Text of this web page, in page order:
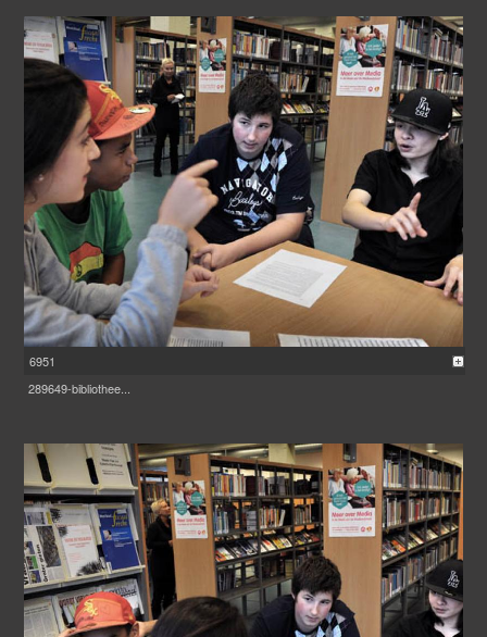
6951
289649-bibliothee...